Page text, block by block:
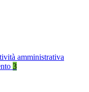
amministrativa
3